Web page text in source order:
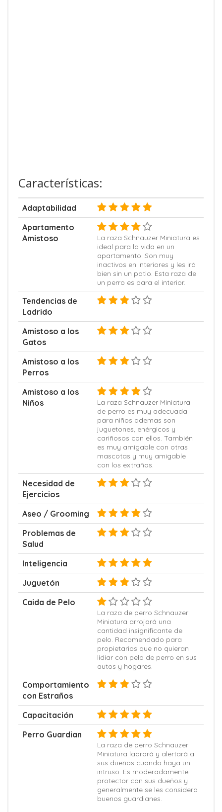
Características:
Adaptabilidad
Apartamento
Amistoso
La raza Schnauzer Miniatura es
ideal para la vida en un
apartamento. Son muy
inactivos en interiores y les irá
bien sin un patio. Esta raza de
un perro es para el interior.
Tendencias de
Ladrido
Amistoso a los
Gatos
Amistoso a los
Perros
Amistoso a los
Niños
La raza Schnauzer Miniatura
de perro es muy adecuada
para niños ademas son
juguetones, enérgicos y
cariñosos con ellos. También
es muy amigable con otras
mascotas y muy amigable
con los extraños.
Necesidad de
Ejercicios
Aseo / Grooming
Problemas de
Salud
Inteligencia
Juguetón
Caida de Pelo
La raza de perro Schnauzer
Miniatura arrojará una
cantidad insignificante de
pelo. Recomendado para
propietarios que no quieran
lidiar con pelo de perro en sus
autos y hogares.
Comportamiento
con Estraños
Capacitación
Perro Guardian
La raza de perro Schnauzer
Miniatura ladrará y alertará a
sus dueños cuando haya un
intruso. Es moderadamente
protector con sus dueños y
generalmente se les considera
buenos guardianes.